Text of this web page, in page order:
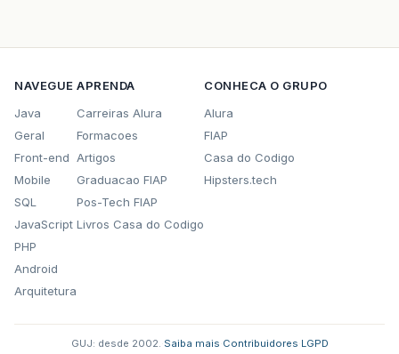
NAVEGUE
Java
Geral
Front-end
Mobile
SQL
JavaScript
PHP
Android
Arquitetura
APRENDA
Carreiras Alura
Formacoes
Artigos
Graduacao FIAP
Pos-Tech FIAP
Livros Casa do Codigo
CONHECA O GRUPO
Alura
FIAP
Casa do Codigo
Hipsters.tech
GUJ: desde 2002. Saiba mais Contribuidores LGPD